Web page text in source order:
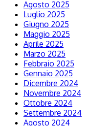
Agosto 2025
Luglio 2025
Giugno 2025
Maggio 2025
Aprile 2025
Marzo 2025
Febbraio 2025
Gennaio 2025
Dicembre 2024
Novembre 2024
Ottobre 2024
Settembre 2024
Agosto 2024